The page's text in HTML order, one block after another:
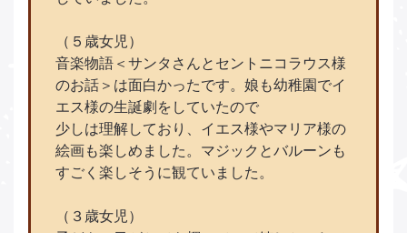
（５歳女児）
音楽物語＜サンタさんとセントニコラウス様
のお話＞は面白かったです。娘も幼稚園でイ
エス様の生誕劇をしていたので
少しは理解しており、イエス様やマリア様の
絵画も楽しめました。マジックとバルーンも
すごく楽しそうに観ていました。
（３歳女児）